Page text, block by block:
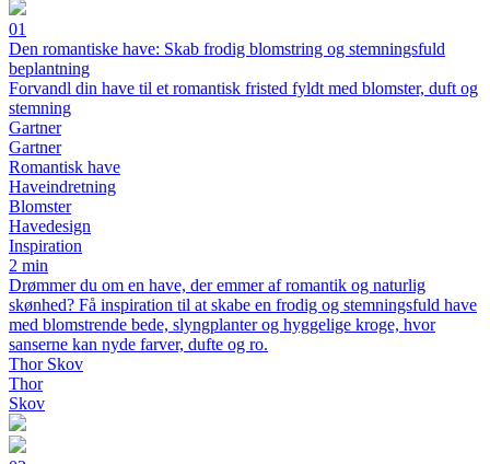
01
Den romantiske have: Skab frodig blomstring og stemningsfuld
beplantning
Forvandl din have til et romantisk fristed fyldt med blomster, duft og
stemning
Gartner
Gartner
Romantisk have
Haveindretning
Blomster
Havedesign
Inspiration
2 min
Drømmer du om en have, der emmer af romantik og naturlig
skønhed? Få inspiration til at skabe en frodig og stemningsfuld have
med blomstrende bede, slyngplanter og hyggelige kroge, hvor
sanserne kan nyde farver, dufte og ro.
Thor Skov
Thor
Skov